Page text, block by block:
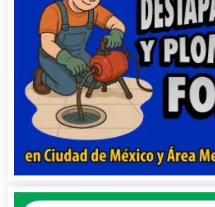
Alquiler de Trajes de Etiqueta
Alta Costura
Aluminio
Ambulancias